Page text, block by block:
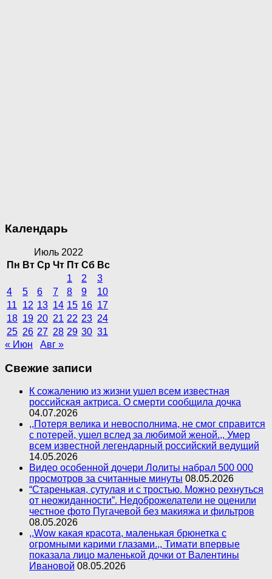
Календарь
Июль 2022
Пн Вт Ср Чт Пт Сб Вс
1
2
3
4
5 6 7 8 9
10
11
12 13 14 15 16 17
18 19 20 21 22 23 24
25 26 27 28 29 30 31
« Июн
Авг »
Свежие записи
К сожалению из жизни ушел всем известная
российская актриса. О смерти сообщила дочка
04.07.2026
,,Потеря велика и невосполнима, не смог справится
с потерей, ушел вслед за любимой женой.,, Умер
всем известной легендарный российский ведущий
14.05.2026
Видео особенной дочери Лолиты набрал 500 000
просмотров за считанные минуты 08.05.2026
“Старенькая, сутулая и с тростью. Можно рехнуться
от неожиданности”. Недоброжелатели не оценили
честное фото Пугачевой без макияжа и фильтров
08.05.2026
,,Wow какая красота, маленькая брюнетка с
огромными карими глазами.,, Тимати впервые
показала лицо маленькой дочки от Валентины
Ивановой 08.05.2026